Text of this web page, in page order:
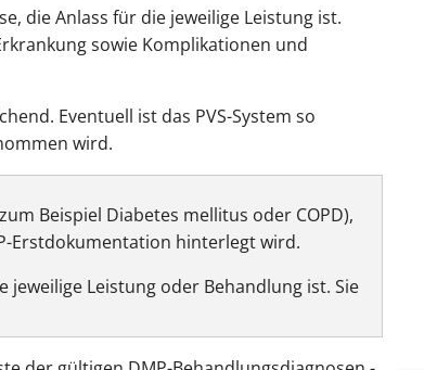
die Anlass für die jeweilige Leistung ist.
sowie Komplikationen und
Eventuell ist das PVS-System so
wird.
Beispiel Diabetes mellitus oder COPD),
Erstdokumentation hinterlegt wird.
Leistung oder Behandlung ist. Sie